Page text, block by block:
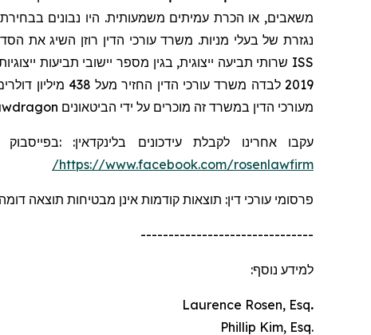
משאבים, או הכרת עמיתים משמעותית. היו נבונים בבחירת
נגזרת של בעלי מניות. משרד עורכי הדין רוזן השיג את
ISS
2019 לבדה משרד עורכי הדין החזיר מעל 438 מיליון דולרים למשקיעים. בשנת 2020, השותף המייסד לורנס רוזן הוכרז על ידי חברת
מעורכי הדין במשרד זה מוכרים על ידי הביטאונים
עקבו אחרינו לקבלתעידכונים בלינקדאין: בפייסבוק:
https://www.facebook.com/rosenlawfirm/
פרסומי עורכי דין: תוצאות קודמות אינן מבטיחות תוצאה
-------------------------------
למידע נוסף:
.
Laurence Rosen, Esq
.Phillip Kim, Esq